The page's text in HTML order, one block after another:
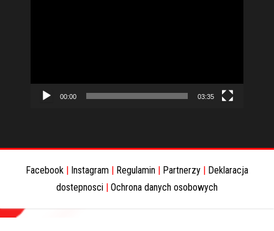
00:00 03:35
Facebook | Instagram | Regulamin | Partnerzy | Deklaracja
dostepnosci | Ochrona danych osobowych